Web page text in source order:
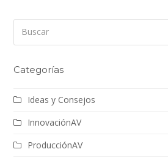
Categorías
Ideas y Consejos
InnovaciónAV
ProducciónAV